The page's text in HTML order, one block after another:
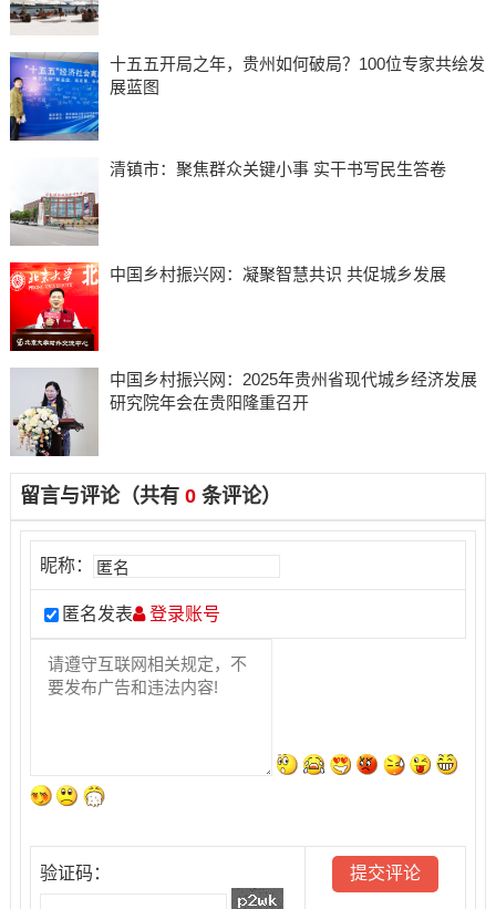
十五五开局之年，贵州如何破局？100位专家共绘发
展蓝图
清镇市：聚焦群众关键小事 实干书写民生答卷
中国乡村振兴网：凝聚智慧共识 共促城乡发展
中国乡村振兴网：2025年贵州省现代城乡经济发展
研究院年会在贵阳隆重召开
留言与评论（共有 0条评论）
昵称：
匿名发表 登录账号
验证码：